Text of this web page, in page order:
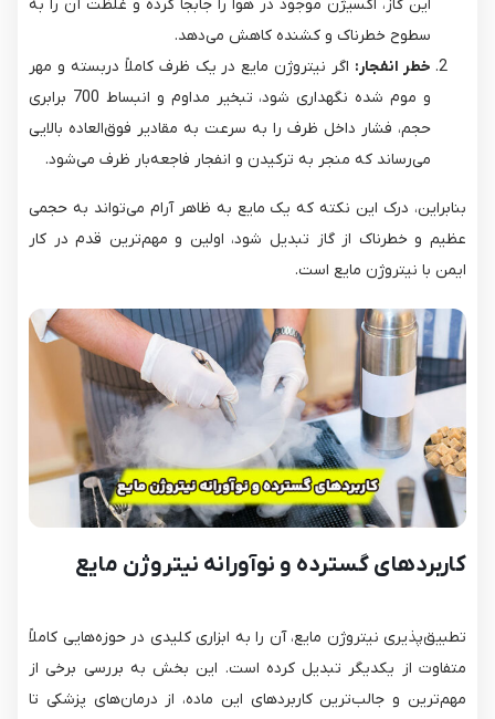
این گاز، اکسیژن موجود در هوا را جابجا کرده و غلظت آن را به
سطوح خطرناک و کشنده کاهش می‌دهد.
خطر انفجار: اگر نیتروژن مایع در یک ظرف کاملاً دربسته و مهر
و موم شده نگهداری شود، تبخیر مداوم و انبساط 700 برابری
حجم، فشار داخل ظرف را به سرعت به مقادیر فوق‌العاده بالایی
می‌رساند که منجر به ترکیدن و انفجار فاجعه‌بار ظرف می‌شود.
بنابراین، درک این نکته که یک مایع به ظاهر آرام می‌تواند به حجمی
عظیم و خطرناک از گاز تبدیل شود، اولین و مهم‌ترین قدم در کار
ایمن با نیتروژن مایع است.
کاربردهای گسترده و نوآورانه نیتروژن مایع
تطبیق‌پذیری نیتروژن مایع، آن را به ابزاری کلیدی در حوزه‌هایی کاملاً
متفاوت از یکدیگر تبدیل کرده است. این بخش به بررسی برخی از
مهم‌ترین و جالب‌ترین کاربردهای این ماده، از درمان‌های پزشکی تا